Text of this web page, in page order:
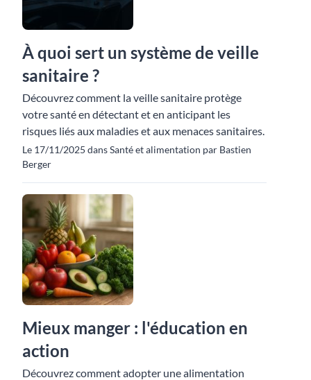
À quoi sert un système de veille
sanitaire ?
Découvrez comment la veille sanitaire protège
votre santé en détectant et en anticipant les
risques liés aux maladies et aux menaces sanitaires.
Le 17/11/2025 dans Santé et alimentation par Bastien
Berger
Mieux manger : l'éducation en
action
Découvrez comment adopter une alimentation